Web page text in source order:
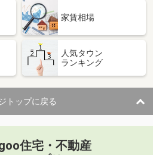
家賃相場
人気タウン
ランキング
トップに戻る
住宅・不動産